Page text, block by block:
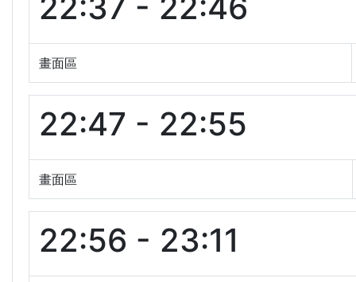
畫面區
22:47 - 22:55
畫面區
22:56 - 23:11